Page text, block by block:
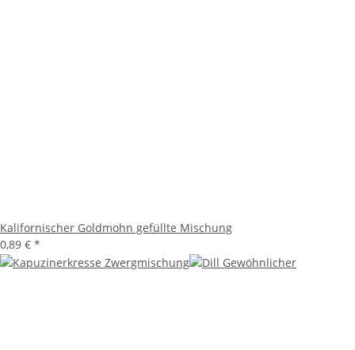
Kalifornischer Goldmohn gefüllte Mischung
0,89 € *